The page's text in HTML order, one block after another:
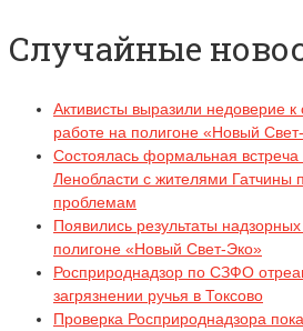
Случайные
Активисты выразили недоверие
работе на полигоне «Новый
Состоялась формальная
Ленобласти с жителями Гатчины
проблемам
Появились результаты
полигоне «Новый Свет-Эко»
Росприроднадзор по СЗФО
загрязнении ручья в Токсово
Проверка Росприроднадзора